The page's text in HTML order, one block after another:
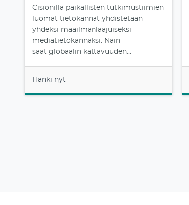
Cisionilla paikallisten tutkimustiimien
luomat tietokannat yhdistetään
yhdeksi maailmanlaajuiseksi
mediatietokannaksi. Näin
saat globaalin kattavuuden...
Hanki nyt